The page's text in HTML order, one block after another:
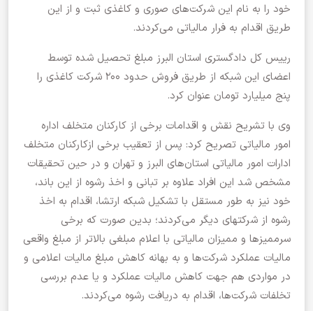
خود را به نام این شرکت‌های صوری و کاغذی ثبت و از این
طریق اقدام به فرار مالیاتی می‌کردند.
رییس کل دادگستری استان البرز مبلغ تحصیل شده توسط
اعضای این شبکه از طریق فروش حدود ۲۰۰ شرکت کاغذی را
پنج میلیارد تومان عنوان کرد.
وی با تشریح نقش و اقدامات برخی از کارکنان متخلف اداره
امور مالیاتی تصریح کرد: پس از تعقیب برخی ازکارکنان متخلف
ادارات امور مالیاتی استان‌های البرز و تهران و در حین تحقیقات
مشخص شد این افراد علاوه بر تبانی و اخذ رشوه از این باند،
خود نیز به طور مستقل با تشکیل شبکه ارتشا، اقدام به اخذ
رشوه از شرکتهای دیگر می‌کردند؛ بدین صورت که برخی
سرممیزها و ممیزان مالیاتی با اعلام مبلغی بالاتر از مبلغ واقعی
مالیات عملکرد شرکت‌ها و به بهانه کاهش مبلغ مالیات اعلامی و
در مواردی هم جهت کاهش مالیات عملکرد و یا عدم بررسی
تخلفات شرکت‌ها، اقدام به دریافت رشوه می‌کردند.